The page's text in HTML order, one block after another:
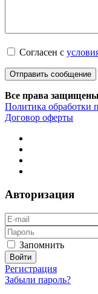
Согласен с
Все права
Политика обработки
Договор оферты
Авторизация
Запомнить
Регистрация
Забыли пароль?